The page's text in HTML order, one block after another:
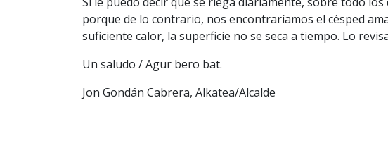
porque de lo contrario, nos encontraríamos el césped
suficiente calor, la superficie no se seca a tiempo. Lo
Un saludo / Agur bero bat.
Jon Gondán Cabrera, Alkatea/Alcalde